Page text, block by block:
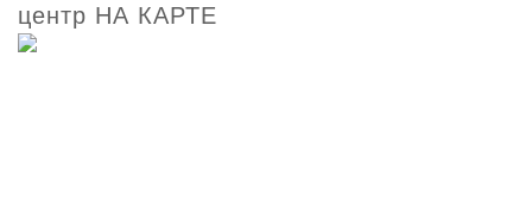
центр НА КАРТЕ